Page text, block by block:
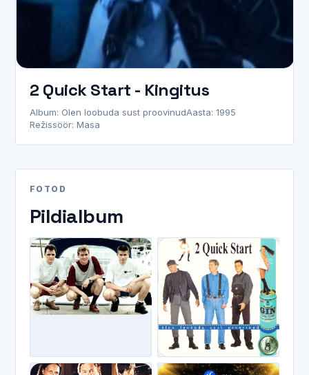
2 Quick Start - Kingitus
Album: Olen loobuda sust proovinudAasta: 1995
Režissöör: Masa
FOTOD
Pildialbum